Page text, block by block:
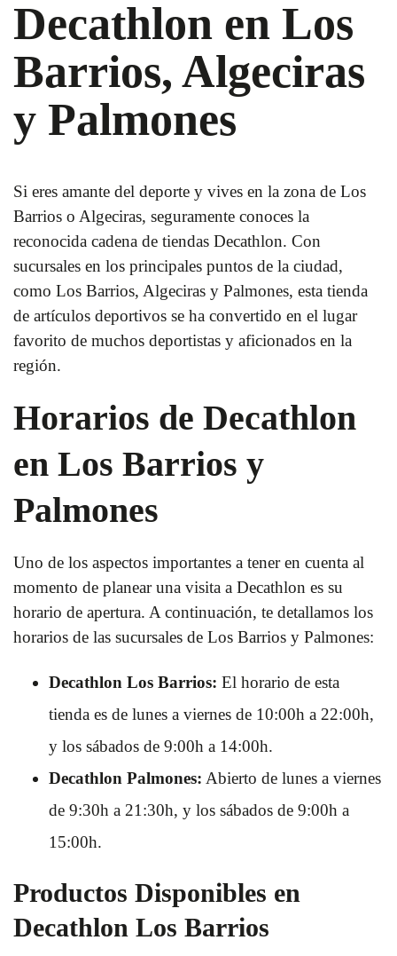
Decathlon en Los
Barrios, Algeciras
y Palmones
Si eres amante del deporte y vives en la zona de Los
Barrios o Algeciras, seguramente conoces la
reconocida cadena de tiendas Decathlon. Con
sucursales en los principales puntos de la ciudad,
como Los Barrios, Algeciras y Palmones, esta tienda
de artículos deportivos se ha convertido en el lugar
favorito de muchos deportistas y aficionados en la
región.
Horarios de Decathlon
en Los Barrios y
Palmones
Uno de los aspectos importantes a tener en cuenta al
momento de planear una visita a Decathlon es su
horario de apertura. A continuación, te detallamos los
horarios de las sucursales de Los Barrios y Palmones:
Decathlon Los Barrios: El horario de esta
tienda es de lunes a viernes de 10:00h a 22:00h,
y los sábados de 9:00h a 14:00h.
Decathlon Palmones: Abierto de lunes a viernes
de 9:30h a 21:30h, y los sábados de 9:00h a
15:00h.
Productos Disponibles en
Decathlon Los Barrios